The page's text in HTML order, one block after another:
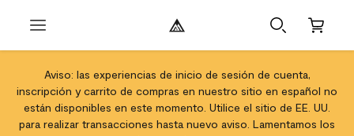
Aviso: las experiencias de inicio de sesión de cuenta,
inscripción y carrito de compras en nuestro sitio en español no
están disponibles en este momento. Utilice el sitio de EE. UU.
para realizar transacciones hasta nuevo aviso. Lamentamos los